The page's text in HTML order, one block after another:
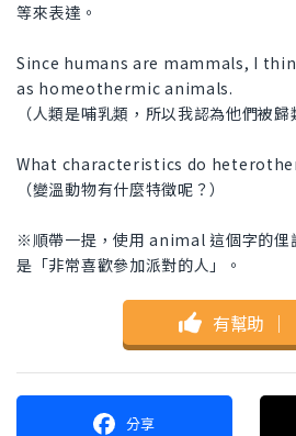
等來表達。
Since humans are mammals, I
as homeothermic animals.
（人類是哺乳類，所以我認為他們被歸
What characteristics do
（變溫動物有什麼特徵呢？）
※順帶一提，使用 animal 這個字的
是「非常喜歡參加派對的人」。
有幫助 ｜
分享